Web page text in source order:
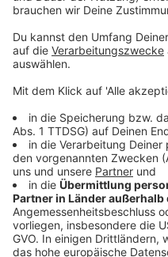
Arbeit zu bieten - Letzte
Betriebspause ab
Auf den TaxiBus-Linien
Regel alle 30 Minuten.
telefonisch unter Tel.
Minuten vor der
angemeldet werden.
Betriebspause während
Während des Zuges